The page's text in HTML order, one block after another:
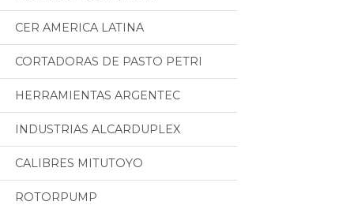
CER AMERICA LATINA
CORTADORAS DE PASTO PETRI
HERRAMIENTAS ARGENTEC
INDUSTRIAS ALCARDUPLEX
CALIBRES MITUTOYO
ROTORPUMP